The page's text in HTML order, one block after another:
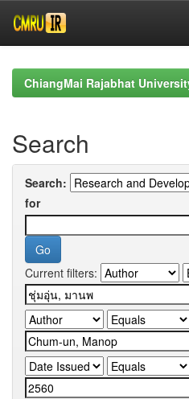
navigationChiangMai Rajabhat
Search
Search:
for
Current filters: